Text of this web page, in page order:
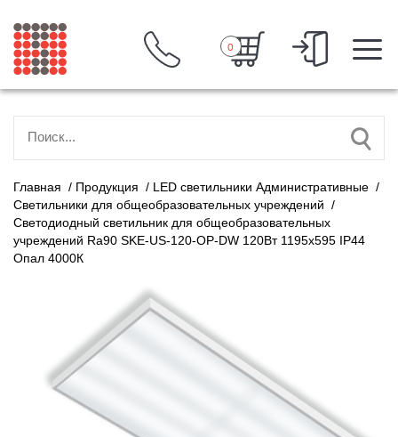
0
Главная / Продукция / LED светильники Административные /
Светильники для общеобразовательных учреждений /
Светодиодный светильник для общеобразовательных
учреждений Ra90 SKE-US-120-OP-DW 120Вт 1195х595 IP44
Опал 4000К